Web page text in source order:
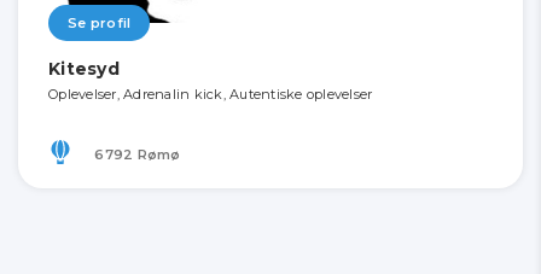
Se profil
Kitesyd
Oplevelser, Adrenalin kick, Autentiske oplevelser
6792 Rømø